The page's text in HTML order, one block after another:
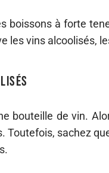
boissons à forte
les vins alcoolisés,
bouteille de vin.
Toutefois, sachez